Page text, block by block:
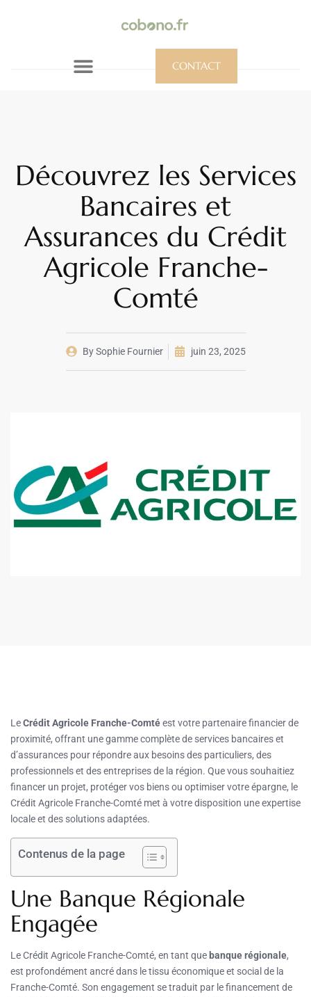
CONTACT
Découvrez les Services
Bancaires et
Assurances du Crédit
Agricole Franche-
Comté
BySophie Fournier juin 23, 2025
LeCrédit Agricole Franche-Comtéest votre partenaire financier de
proximité, offrant une gamme complète de services bancaires et
d’assurances pour répondre aux besoins des particuliers, des
professionnels et des entreprises de la région. Que vous souhaitiez
financer un projet, protéger vos biens ou optimiser votre épargne, le
Crédit Agricole Franche-Comté met à votre disposition une expertise
locale et des solutions adaptées.
Contenus de la page
Une Banque Régionale
Engagée
Le Crédit Agricole Franche-Comté, en tant que banque régionale,
est profondément ancré dans le tissu économique et social de la
Franche-Comté. Son engagement se traduit par le financement de